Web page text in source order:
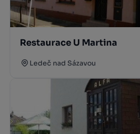
Restaurace U Martina
Ledeč nad Sázavou